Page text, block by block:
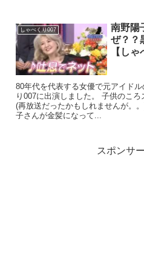
しゃべくり007
南野陽
ぜ？？
【しゃ
80年代を代表する女優で元アイド
り007に出演しました。 子供のころ
(再放送だったかもしれませんが。
子さんが金髪になって...
スポンサ